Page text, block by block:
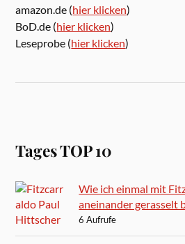
amazon.de (hier klicken)
BoD.de (hier klicken)
Leseprobe (hier klicken)
Tages TOP 10
Wie ich einmal mit
aneinander gerasselt
6 Aufrufe